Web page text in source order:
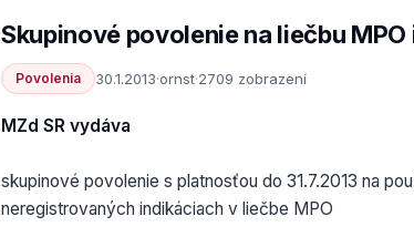
Skupinové povolenie na liečbu
Povolenia 30.1.2013·ornst·2709 zobrazení
MZd SR vydáva
skupinové povolenie s platnosťou do 31.7.2013 na
neregistrovaných indikáciach v liečbe MPO